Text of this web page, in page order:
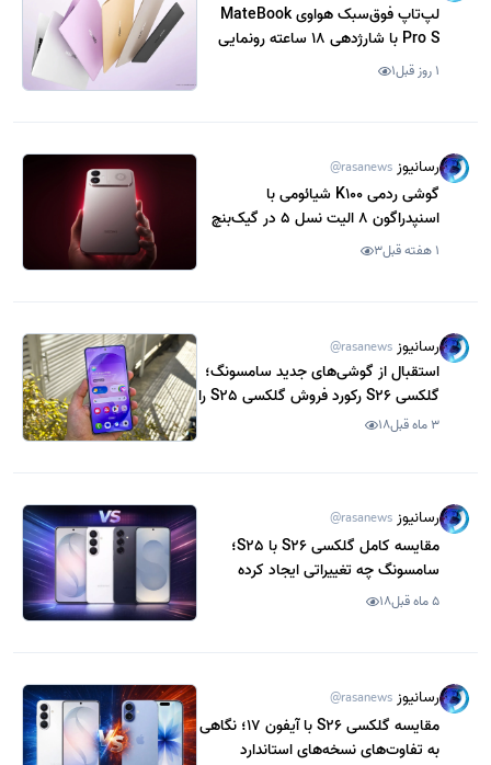
لپ‌تاپ فوق‌سبک هواوی MateBook
Pro S با شارژدهی 18 ساعته رونمایی
شد1 روز قبل 1
رسانیوز @rasanews
گوشی ردمی K100 شیائومی با
اسنپدراگون 8 الیت نسل 5 در گیک‌بنچ
رویت شد1 هفته قبل 3
رسانیوز @rasanews
استقبال از گوشی‌های جدید سامسونگ؛
گلکسی S26 رکورد فروش گلکسی S25 را
شکست
3 ماه قبل 18
رسانیوز @rasanews
مقایسه کامل گلکسی S26 با S25؛
سامسونگ چه تغییراتی ایجاد کرده
است؟
5 ماه قبل 18
رسانیوز @rasanews
مقایسه گلکسی S26 با آیفون 17؛ نگاهی
به تفاوت‌های نسخه‌های استاندارد